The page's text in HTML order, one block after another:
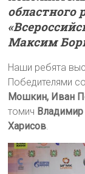
областного
Максим
Наши ребята
Победителями
Мошкин, Иван
томич
Харисов